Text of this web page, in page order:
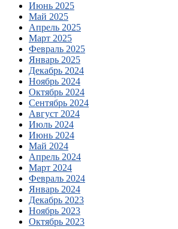
Июнь 2025
Май 2025
Апрель 2025
Март 2025
Февраль 2025
Январь 2025
Декабрь 2024
Ноябрь 2024
Октябрь 2024
Сентябрь 2024
Август 2024
Июль 2024
Июнь 2024
Май 2024
Апрель 2024
Март 2024
Февраль 2024
Январь 2024
Декабрь 2023
Ноябрь 2023
Октябрь 2023